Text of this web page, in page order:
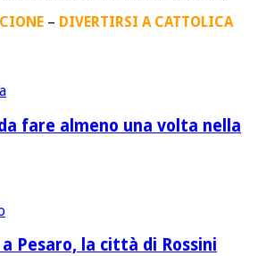
– DIVERTIRSI A CATTOLICA
fare almeno una volta nella
Pesaro, la città di Rossini